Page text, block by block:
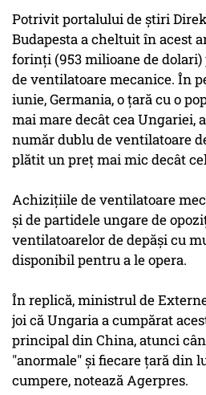
Potrivit portalului de ştiri
Budapesta a cheltuit în acest
forinţi (953 milioane de
de ventilatoare mecanice. În
iunie, Germania, o ţară cu o
mai mare decât cea Ungariei,
număr dublu de ventilatoare
plătit un preţ mai mic decât
Achiziţiile de ventilatoare
şi de partidele ungare de
ventilatoarelor de depăşi cu
disponibil pentru a le opera.
În replică, ministrul de
joi că Ungaria a cumpărat
principal din China, atunci
"anormale" şi fiecare ţară din
cumpere, notează Agerpres.